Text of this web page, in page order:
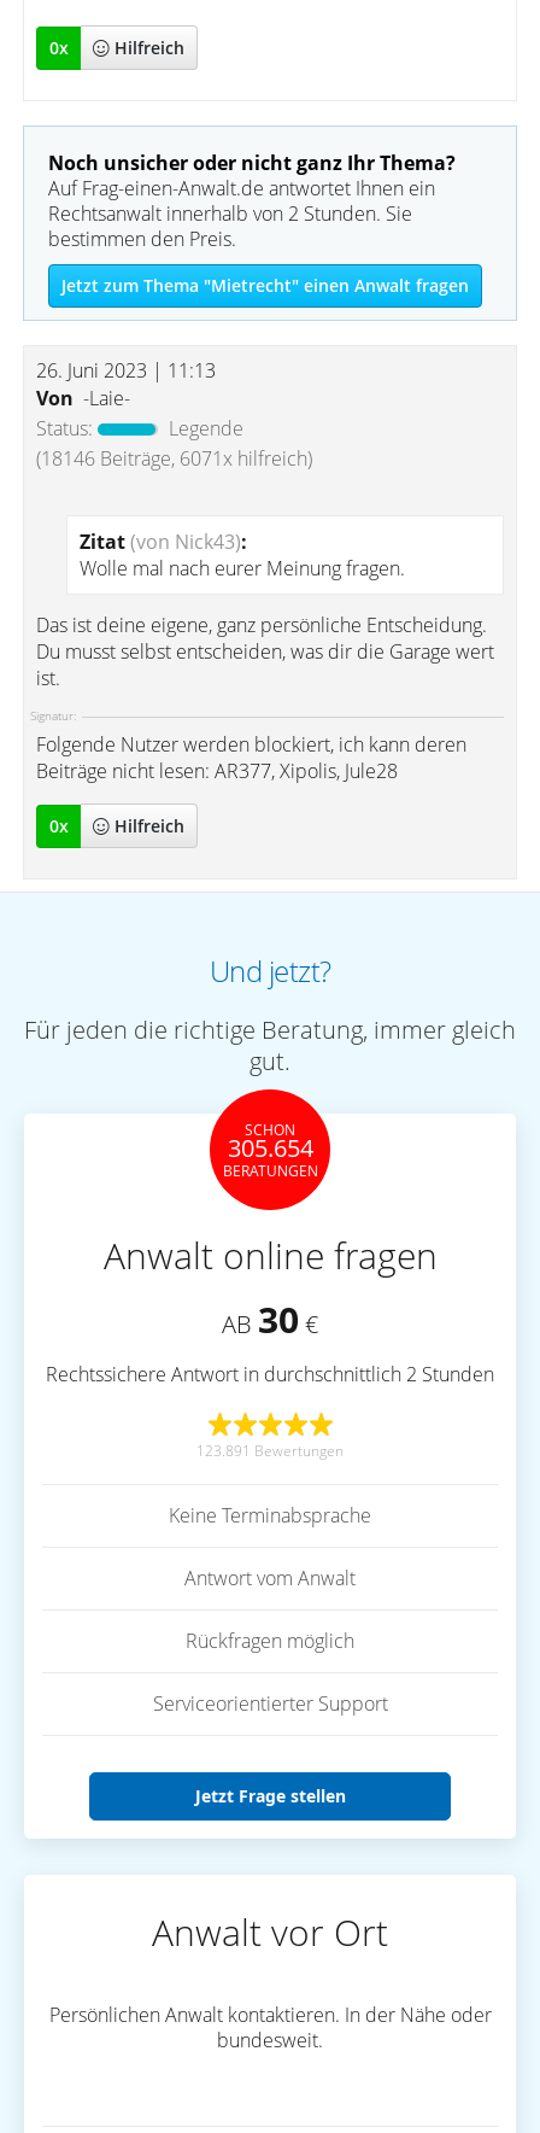
0x Hilfreich
Noch unsicher oder nicht ganz Ihr Thema?
Auf Frag-einen-Anwalt.de antwortet Ihnen ein
Rechtsanwalt innerhalb von 2 Stunden. Sie
bestimmen den Preis.
Jetzt zum Thema "Mietrecht" einen Anwalt fragen
26. Juni 2023 | 11:13
Von -Laie-
Status:
Legende
(18146 Beiträge, 6071x hilfreich)
Zitat(von Nick43):
Wolle mal nach eurer Meinung fragen.
Das ist deine eigene, ganz persönliche Entscheidung.
Du musst selbst entscheiden, was dir die Garage wert
ist.
Signatur:
Folgende Nutzer werden blockiert, ich kann deren
Beiträge nicht lesen: AR377, Xipolis, Jule28
0x Hilfreich
Und jetzt?
Für jeden die richtige Beratung, immer gleich
gut.
SCHON
305.654
BERATUNGEN
Anwalt online fragen
AB 30 €
Rechtssichere Antwort in durchschnittlich 2 Stunden
123.891 Bewertungen
Keine Terminabsprache
Antwort vom Anwalt
Rückfragen möglich
Serviceorientierter Support
Jetzt Frage stellen
Anwalt vor Ort
Persönlichen Anwalt kontaktieren. In der Nähe oder
bundesweit.